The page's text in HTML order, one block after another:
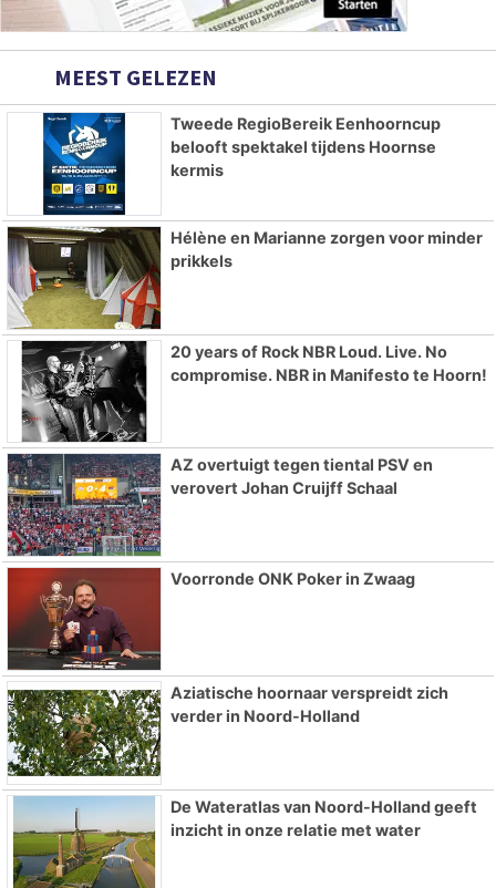
MEEST GELEZEN
Tweede RegioBereik Eenhoorncup
belooft spektakel tijdens Hoornse
kermis
Hélène en Marianne zorgen voor minder
prikkels
20 years of Rock NBR Loud. Live. No
compromise. NBR in Manifesto te Hoorn!
AZ overtuigt tegen tiental PSV en
verovert Johan Cruijff Schaal
Voorronde ONK Poker in Zwaag
Aziatische hoornaar verspreidt zich
verder in Noord-Holland
De Wateratlas van Noord-Holland geeft
inzicht in onze relatie met water